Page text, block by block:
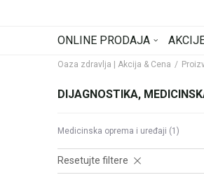
ONLINE PRODAJA
Oaza zdravlja | Akcija & Cena
DIJAGNOSTIKA,
Medicinska oprema i uređaji (1)
Resetujte filtere